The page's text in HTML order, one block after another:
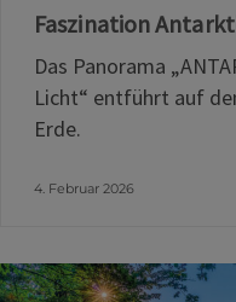
Faszination
Das Panorama
Licht“ entführt auf
Erde.
4. Februar 2026